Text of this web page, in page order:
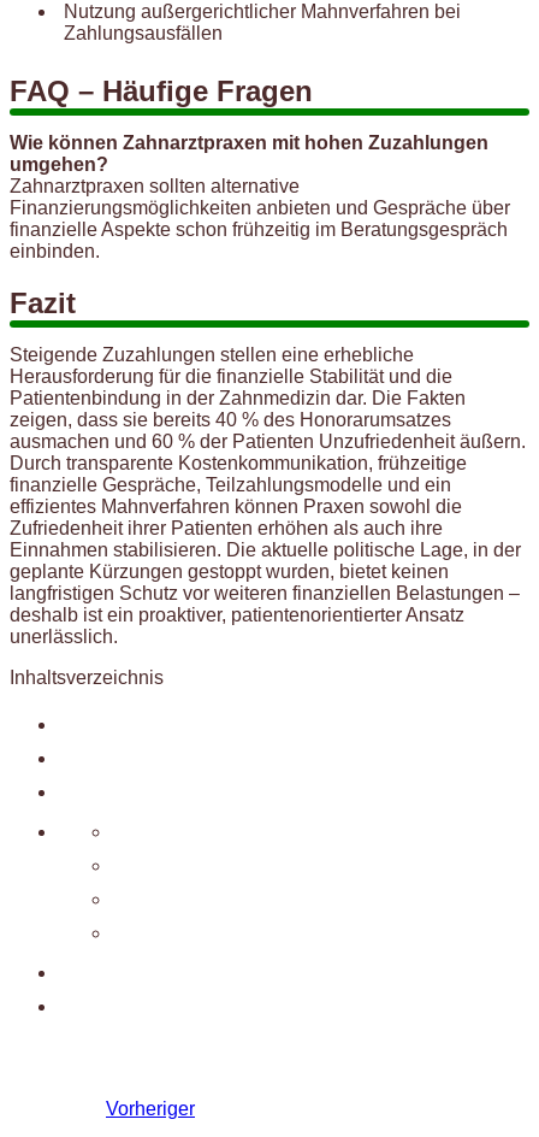
Nutzung außergerichtlicher Mahnverfahren bei
Zahlungsausfällen
FAQ – Häufige Fragen
Wie können Zahnarztpraxen mit hohen Zuzahlungen
umgehen?
Zahnarztpraxen sollten alternative
Finanzierungsmöglichkeiten anbieten und Gespräche über
finanzielle Aspekte schon frühzeitig im Beratungsgespräch
einbinden.
Fazit
Steigende Zuzahlungen stellen eine erhebliche
Herausforderung für die finanzielle Stabilität und die
Patientenbindung in der Zahnmedizin dar. Die Fakten
zeigen, dass sie bereits 40 % des Honorarumsatzes
ausmachen und 60 % der Patienten Unzufriedenheit äußern.
Durch transparente Kostenkommunikation, frühzeitige
finanzielle Gespräche, Teilzahlungsmodelle und ein
effizientes Mahnverfahren können Praxen sowohl die
Zufriedenheit ihrer Patienten erhöhen als auch ihre
Einnahmen stabilisieren. Die aktuelle politische Lage, in der
geplante Kürzungen gestoppt wurden, bietet keinen
langfristigen Schutz vor weiteren finanziellen Belastungen –
deshalb ist ein proaktiver, patientenorientierter Ansatz
unerlässlich.
Inhaltsverzeichnis
Vorheriger